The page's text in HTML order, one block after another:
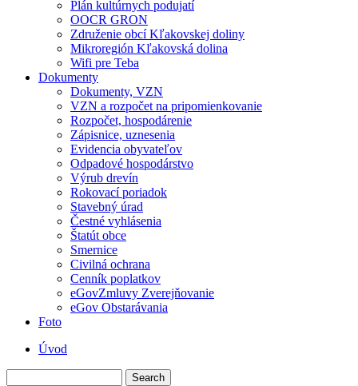
Plán kultúrnych podujatí
OOCR GRON
Združenie obcí Kľakovskej doliny
Mikroregión Kľakovská dolina
Wifi pre Teba
Dokumenty
Dokumenty, VZN
VZN a rozpočet na pripomienkovanie
Rozpočet, hospodárenie
Zápisnice, uznesenia
Evidencia obyvateľov
Odpadové hospodárstvo
Výrub drevín
Rokovací poriadok
Stavebný úrad
Čestné vyhlásenia
Štatút obce
Smernice
Civilná ochrana
Cenník poplatkov
eGovZmluvy Zverejňovanie
eGov Obstarávania
Foto
Menu
Úvod